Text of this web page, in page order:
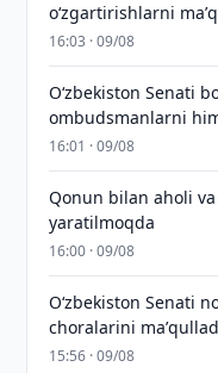
oʻzgartirishlarni
16:03 · 09/08
Oʻzbekiston Senati
ombudsmanlarni
16:01 · 09/08
Qonun bilan aholi
yaratilmoqda
16:00 · 09/08
Oʻzbekiston Senati
choralarini
15:56 · 09/08